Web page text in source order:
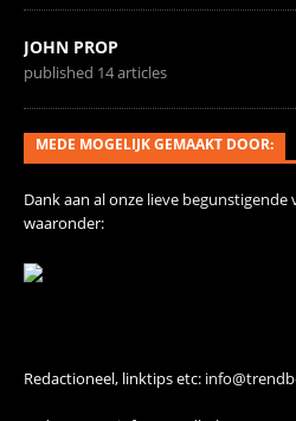
JOHN PROP
published 14 articles
MEDE MOGELIJK GEMAAKT DOOR:
Dank aan al onze lieve begunstigende
waaronder:
Redactioneel, linktips etc: